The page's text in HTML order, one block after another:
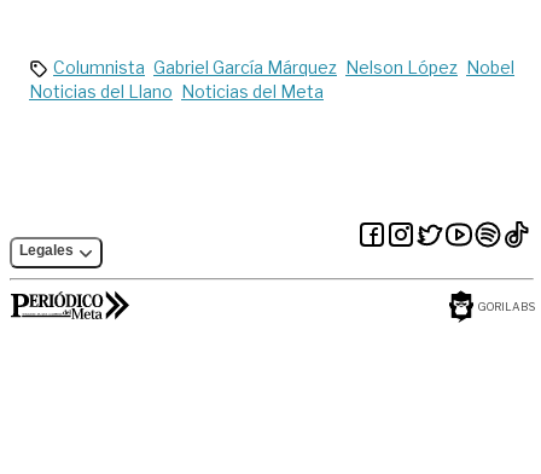
Columnista Gabriel García Márquez Nelson López Nobel
Noticias del Llano Noticias del Meta
Legales
GORILABS